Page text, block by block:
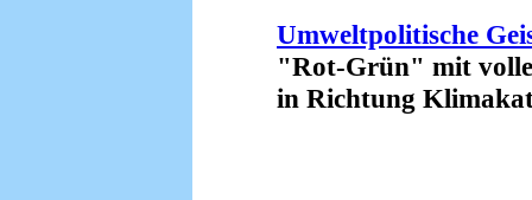
Umweltpolitische
"Rot-Grün" mit
in Richtung